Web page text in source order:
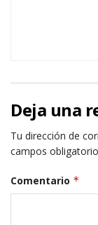
Deja una
Tu dirección de
campos
Comentario *